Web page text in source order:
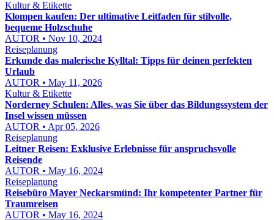
Kultur & Etikette
Klompen kaufen: Der ultimative Leitfaden für stilvolle,
bequeme Holzschuhe
AUTOR • Nov 10, 2024
Reiseplanung
Erkunde das malerische Kylltal: Tipps für deinen perfekten
Urlaub
AUTOR • May 11, 2026
Kultur & Etikette
Norderney Schulen: Alles, was Sie über das Bildungssystem der
Insel wissen müssen
AUTOR • Apr 05, 2026
Reiseplanung
Leitner Reisen: Exklusive Erlebnisse für anspruchsvolle
Reisende
AUTOR • May 16, 2024
Reiseplanung
Reisebüro Mayer Neckarsmünd: Ihr kompetenter Partner für
Traumreisen
AUTOR • May 16, 2024